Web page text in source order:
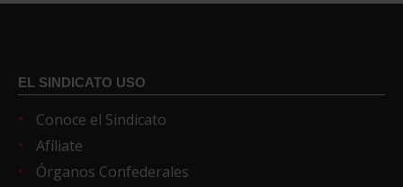
EL SINDICATO USO
Conoce el Sindicato
Afíliate
Órganos Confederales